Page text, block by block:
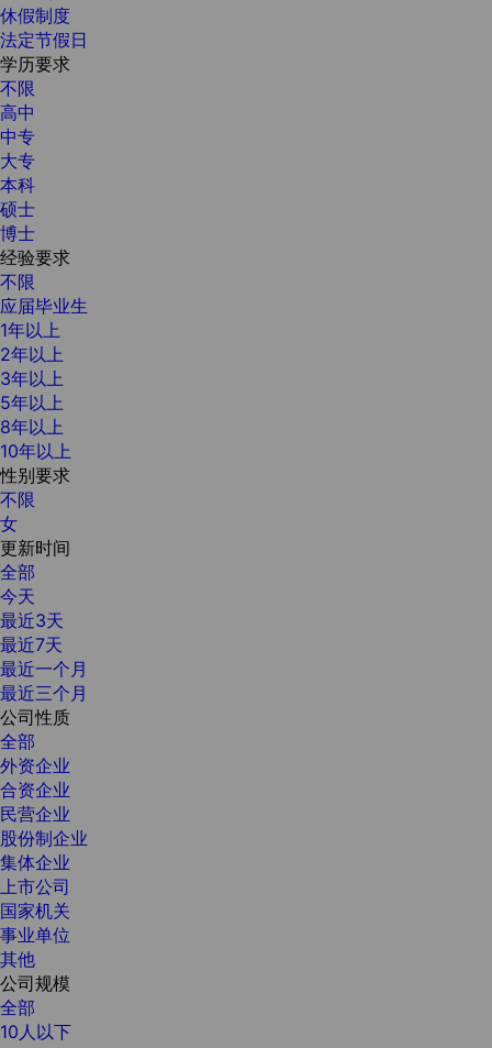
休假制度
法定节假日
学历要求
不限
高中
中专
大专
本科
硕士
博士
经验要求
不限
应届毕业生
1年以上
2年以上
3年以上
5年以上
8年以上
10年以上
性别要求
不限
女
更新时间
全部
今天
最近3天
最近7天
最近一个月
最近三个月
公司性质
全部
外资企业
合资企业
民营企业
股份制企业
集体企业
上市公司
国家机关
事业单位
其他
公司规模
全部
10人以下